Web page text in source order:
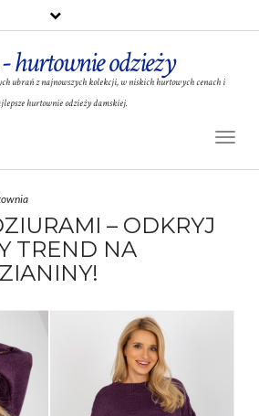
hurtownie odzieży
ubrań z najnowszych kolekcji, w niskich hurtowych cenach i
hurtownie odzieży damskiej.
– ODKRYJ
TREND NA